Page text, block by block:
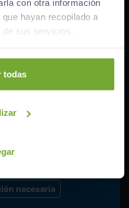
con otra información
hayan recopilado a
sus servicios.
todas
necesaria